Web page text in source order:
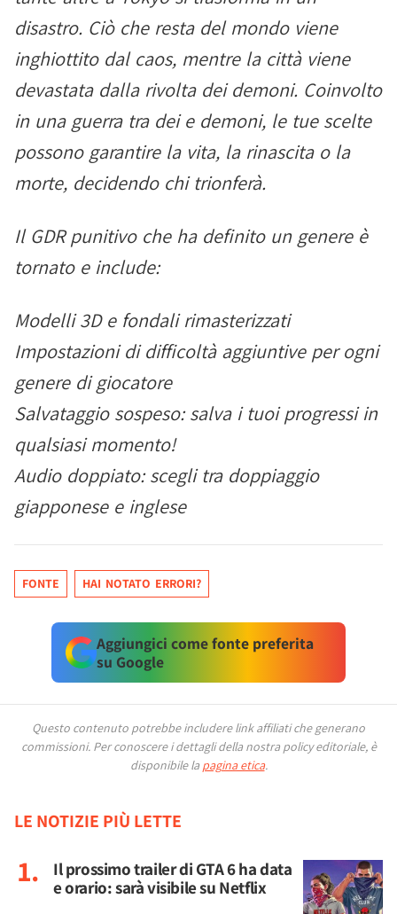
disastro. Ciò che resta del mondo viene
inghiottito dal caos, mentre la città viene
devastata dalla rivolta dei demoni. Coinvolto
in una guerra tra dei e demoni, le tue scelte
possono garantire la vita, la rinascita o la
morte, decidendo chi trionferà.
Il GDR punitivo che ha definito un genere è
tornato e include:
Modelli 3D e fondali rimasterizzati
Impostazioni di difficoltà aggiuntive per ogni
genere di giocatore
Salvataggio sospeso: salva i tuoi progressi in
qualsiasi momento!
Audio doppiato: scegli tra doppiaggio
giapponese e inglese
FONTE HAI NOTATO ERRORI?
Aggiungici come fonte preferita
su Google
Questo contenuto potrebbe includere link affiliati che generano
commissioni. Per conoscere i dettagli della nostra policy editoriale, è
disponibile la pagina etica.
LE NOTIZIE PIÙ LETTE
Il prossimo trailer di GTA 6 ha data
e orario: sarà visibile su Netflix